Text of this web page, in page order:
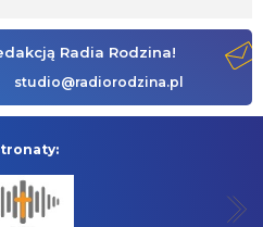
Radia Rodzina!
studio@radiorodzina.pl